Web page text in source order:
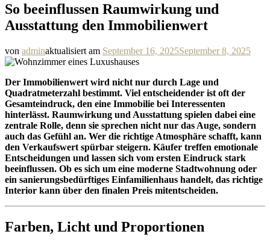
So beeinflussen Raumwirkung und
Ausstattung den Immobilienwert
von adminaktualisiert am September 16, 2025September 8, 2025
Der Immobilienwert wird nicht nur durch Lage und
Quadratmeterzahl bestimmt. Viel entscheidender ist oft der
Gesamteindruck, den eine Immobilie bei Interessenten
hinterlässt. Raumwirkung und Ausstattung spielen dabei eine
zentrale Rolle, denn sie sprechen nicht nur das Auge, sondern
auch das Gefühl an. Wer die richtige Atmosphäre schafft, kann
den Verkaufswert spürbar steigern. Käufer treffen emotionale
Entscheidungen und lassen sich vom ersten Eindruck stark
beeinflussen. Ob es sich um eine moderne Stadtwohnung oder
ein sanierungsbedürftiges Einfamilienhaus handelt, das richtige
Interior kann über den finalen Preis mitentscheiden.
Farben, Licht und Proportionen